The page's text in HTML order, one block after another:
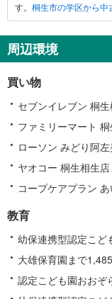
に
す
る
報
す。 桐生市の学区から
周辺環境
買い物
セブンイレブン 桐
ファミリーマート
ローソン みどり阿
ヤオコー 桐生相生
コープケアプラン
教育
幼保連携型認定こど
大雄保育園まで
認定こども園おおぞ